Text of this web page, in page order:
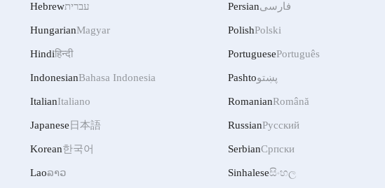
Hebrewעברית
HungarianMagyar
Hindiहिन्दी
IndonesianBahasa Indonesia
ItalianItaliano
Japanese 日本語
Korean한국어
Laoລາວ
Persianفارسی
PolishPolski
PortuguesePortuguês
Pashtoپښتو
RomanianRomână
RussianРусский
SerbianСрпски
Sinhaleseසිංහල